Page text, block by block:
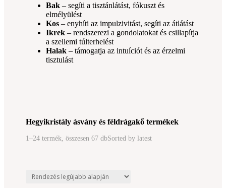
Bak – segíti a tisztánlátást, fókuszt és
elmélyülést
Kos – enyhíti az impulzivitást, segíti az átlátást
Ikrek – rendszerezi a gondolatokat és csillapítja
a szellemi túlterhelést
Halak – támogatja az intuíciót és az érzelmi
tisztulást
Hegyikristály ásvány és féldrágakő termékek
1–24 termék, összesen 67 dbSorted by latest